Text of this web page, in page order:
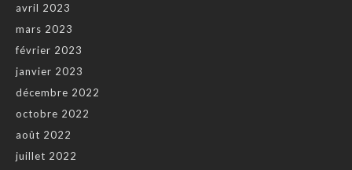
avril 2023
mars 2023
février 2023
janvier 2023
décembre 2022
octobre 2022
août 2022
juillet 2022